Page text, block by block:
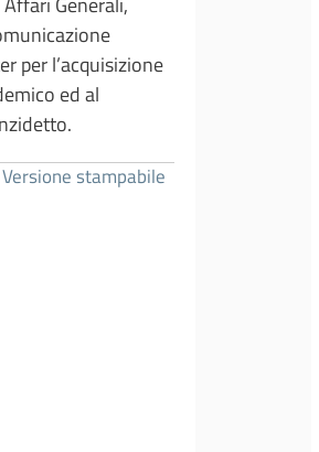
per l’acquisizione
ed al
Versione stampabile